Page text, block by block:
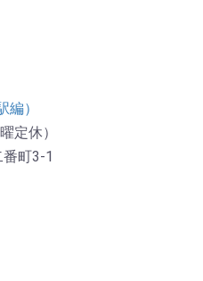
）
定休）
町3-1